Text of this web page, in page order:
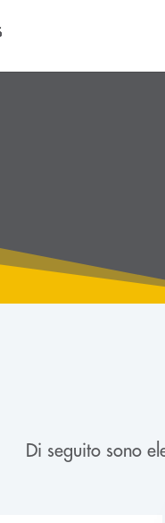
Di seguito sono